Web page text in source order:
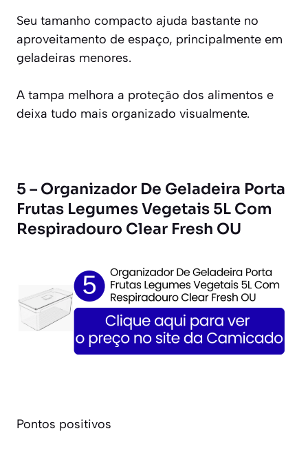
Seu tamanho compacto ajuda bastante no
aproveitamento de espaço, principalmente em
geladeiras menores.
A tampa melhora a proteção dos alimentos e
deixa tudo mais organizado visualmente.
5 – Organizador De Geladeira Porta
Frutas Legumes Vegetais 5L Com
Respiradouro Clear Fresh OU
Pontos positivos